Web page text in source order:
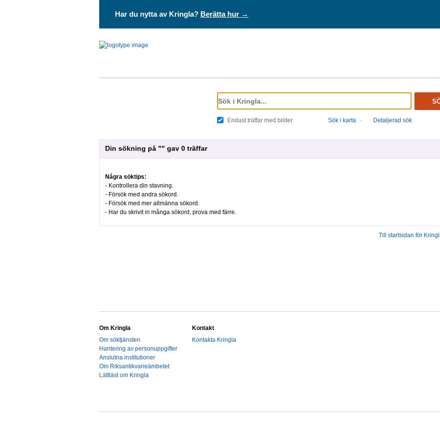
Har du nytta av Kringla? Berätta hur →
Endast träffar med bilder Sök i karta · Detaljerad sök
Din sökning på "" gav 0 träffar
Några söktips:
- Kontrollera din stavning.
- Försök med andra sökord.
- Försök med mer allmänna sökord.
- Har du skrivit in många sökord, prova med färre.
Till startsidan för
Om Kringla
Om söktjänsten
Hantering av personuppgifter
Anslutna institutioner
Om Riksantikvarieämbetet
Lättläst om Kringla
Kontakt
Kontakta Kringla